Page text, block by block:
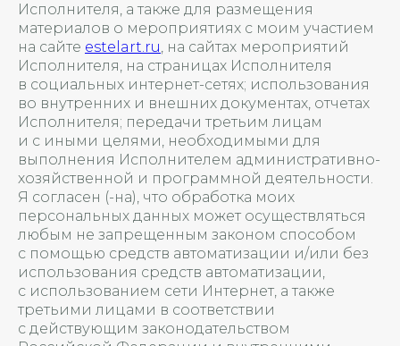
Исполнителя, а также для размещения
материалов о мероприятиях с моим участием
на сайте estelart.ru, на сайтах мероприятий
Исполнителя, на страницах Исполнителя
в социальных интернет-сетях; использования
во внутренних и внешних документах, отчетах
Исполнителя; передачи третьим лицам
и с иными целями, необходимыми для
выполнения Исполнителем административно-
хозяйственной и программной деятельности.
Я согласен (-на), что обработка моих
персональных данных может осуществляться
любым не запрещенным законом способом
с помощью средств автоматизации и/или без
использования средств автоматизации,
с использованием сети Интернет, а также
третьими лицами в соответствии
с действующим законодательством